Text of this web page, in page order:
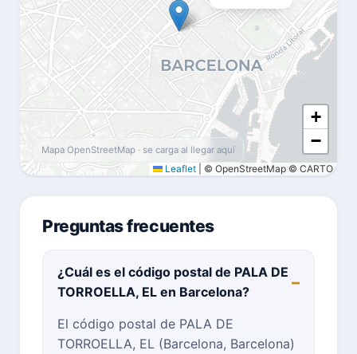
+
−
Leaflet © OpenStreetMap © CARTO
Mapa OpenStreetMap · se carga al llegar aquí
Preguntas frecuentes
¿Cuál es el código postal de PALA DE
TORROELLA, EL en Barcelona?
El código postal de PALA DE
TORROELLA, EL (Barcelona, Barcelona)